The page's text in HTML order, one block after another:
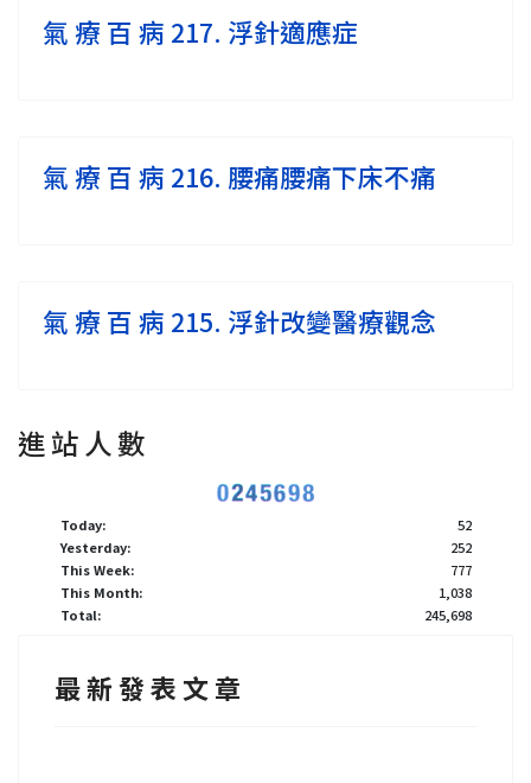
氣 療 百 病 217. 浮針適應症
氣 療 百 病 216. 腰痛腰痛下床不痛
氣 療 百 病 215. 浮針改變醫療觀念
進 站 人 數
Today:
52
Yesterday:
252
This Week:
777
This Month:
1,038
Total:
245,698
最 新 發 表 文 章